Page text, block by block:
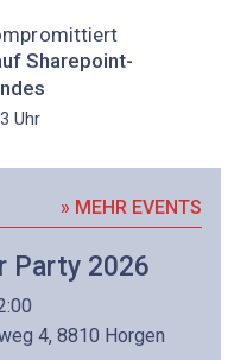
Sharepoint-
Uhr
» MEHR EVENTS
Party 2026
4, 8810 Horgen